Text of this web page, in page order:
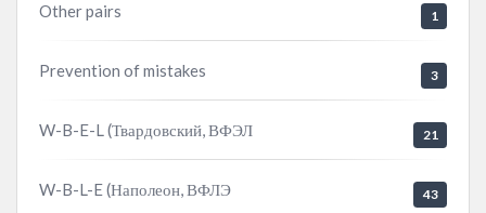
Other pairs 1
Prevention of mistakes 3
W-B-E-L (Твардовский, ВФЭЛ 21
W-B-L-E (Наполеон, ВФЛЭ 43